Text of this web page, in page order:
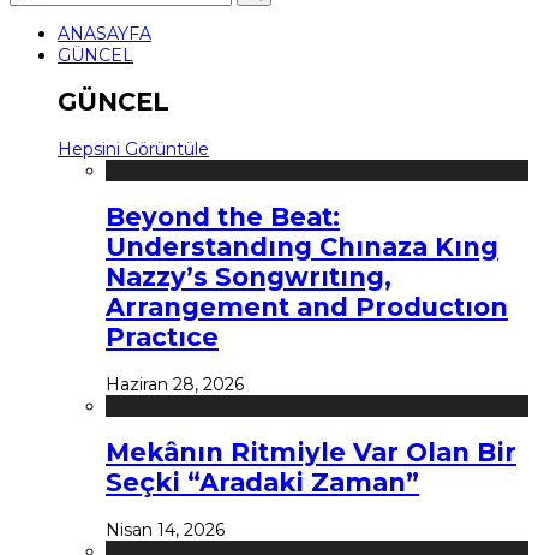
ANASAYFA
GÜNCEL
GÜNCEL
Hepsini Görüntüle
Beyond the Beat:
Understandıng Chınaza Kıng
Nazzy’s Songwrıtıng,
Arrangement and Productıon
Practıce
Haziran 28, 2026
Mekânın Ritmiyle Var Olan Bir
Seçki “Aradaki Zaman”
Nisan 14, 2026